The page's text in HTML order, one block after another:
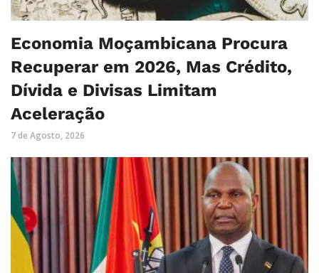
Economia Moçambicana Procura
Recuperar em 2026, Mas Crédito,
Dívida e Divisas Limitam
Aceleração
7 de Agosto, 2026